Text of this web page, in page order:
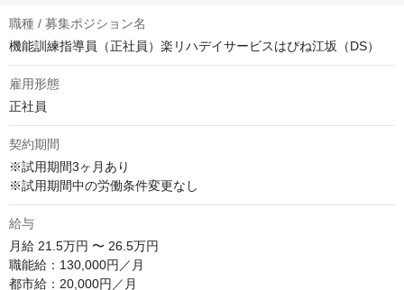
職種 / 募集ポジション名
機能訓練指導員（正社員）楽リハデイサービスはぴね江坂（DS）
雇用形態
正社員
契約期間
※試用期間3ヶ月あり
※試用期間中の労働条件変更なし
給与
月給 21.5万円 〜 26.5万円
職能給：130,000円／月
都市給：20,000円／月